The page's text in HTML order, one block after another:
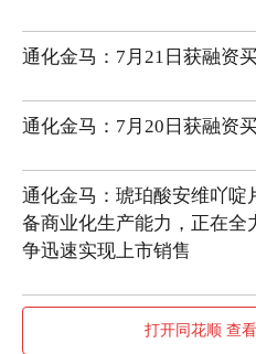
通化金马：7月21日获融资
通化金马：7月20日获融资
通化金马：琥珀酸安维吖啶
备商业化生产能力，正在全
争迅速实现上市销售
打开同花顺 查